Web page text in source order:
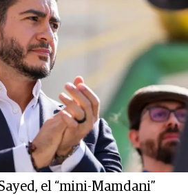
el “mini-Mamdani”